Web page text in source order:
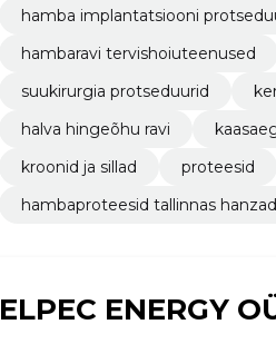
hamba implantatsiooni
hambaravi tervishoiuteenused
suukirurgia protseduurid
halva hingeõhu ravi
kroonid ja sillad
proteesid
hambaproteesid tallinnas
ELPEC ENERGY